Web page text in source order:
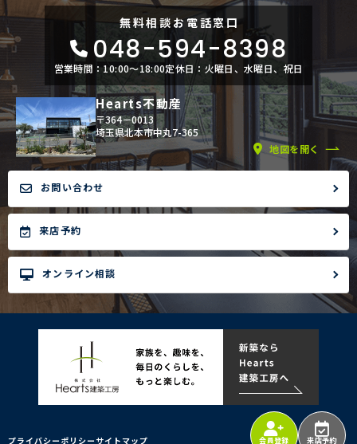
会員登録 来店予約
無料相談お電話窓口
048-594-8398
営業時間：10:00〜18:00定休日：火曜日、水曜日、祝日
Hearts不動産
〒364－0013
埼玉県北本市中丸7-365
地図を開く
お問い合わせ
来店予約
オンライン相談
プライバシーポリシー サイトマップ